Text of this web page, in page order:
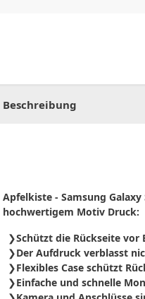
Beschreibung
Apfelkiste - Samsung
hochwertigem Motiv Druck:
Schützt die Rückseite vor
Der Aufdruck verblasst
Flexibles Case schützt
Einfache und schnelle